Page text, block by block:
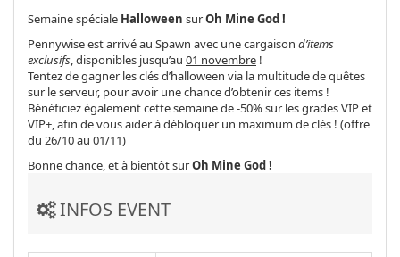
Semaine spéciale Halloween surOh Mine God!
Pennywise est arrivé au Spawn avec une cargaison d’items
exclusifs, disponibles jusqu’au 01 novembre !
Tentez de gagner les clés d’halloween via la multitude de quêtes
sur le serveur, pour avoir une chance d’obtenir ces items !
Bénéficiez également cette semaine de -50% sur les grades VIP et
VIP+, afin de vous aider à débloquer un maximum de clés ! (offre
du 26/10 au 01/11)
Bonne chance, et à bientôt surOh Mine God !
INFOS EVENT